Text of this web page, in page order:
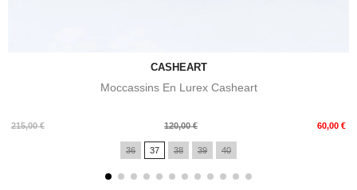
CASHEART
Moccassins En Lurex Casheart
215,00 €
Prix
120,00 € 60,00 €
Prix
36 37 38 39 40